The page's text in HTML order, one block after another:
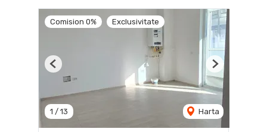
Comision 0% Exclusivitate
1 / 13 Harta
Previous Next